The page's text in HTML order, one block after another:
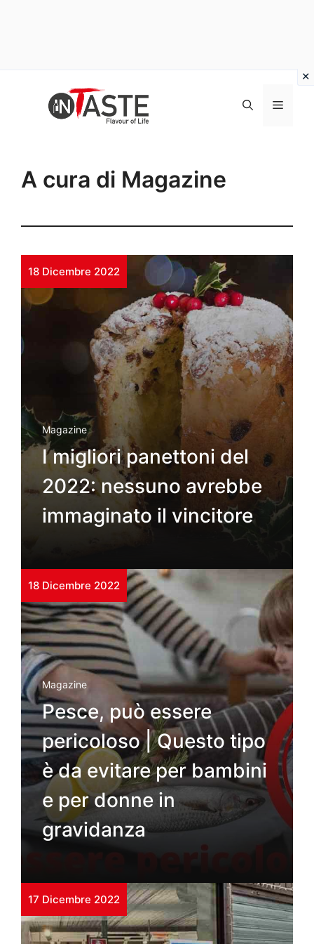
Menu
A cura di Magazine
18 Dicembre 2022
Magazine
I migliori panettoni del
2022: nessuno avrebbe
immaginato il vincitore
18 Dicembre 2022
Magazine
Pesce, può essere
pericoloso | Questo tipo
è da evitare per bambini
e per donne in
gravidanza
17 Dicembre 2022